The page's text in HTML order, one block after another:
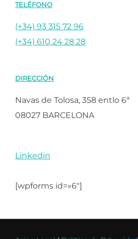
TELÉFONO
(+34) 93 315 72 96
(+34) 610 24 28 28
DIRECCIÓN
Navas de Tolosa, 358 entlo 6ª
08027 BARCELONA
Linkedin
[wpforms id=»6″]